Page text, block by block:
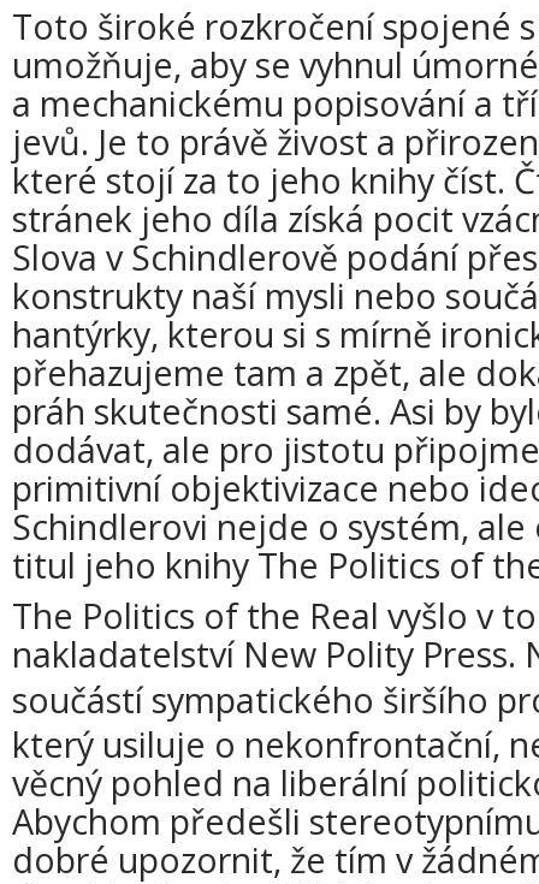
Toto široké rozkročení spojené
umožňuje, aby se vyhnul
a mechanickému popisování a
jevů. Je to právě živost a
které stojí za to jeho knihy číst.
stránek jeho díla získá pocit
Slova v Schindlerově podání
konstrukty naší mysli nebo
hantýrky, kterou si s mírně
přehazujeme tam a zpět, ale
práh skutečnosti samé. Asi by
dodávat, ale pro jistotu
primitivní objektivizace nebo
Schindlerovi nejde o systém,
titul jeho knihy The Politics of
The Politics of the Real vyšlo v
nakladatelství New Polity Press.
součástí sympatického širšího
který usiluje o nekonfrontační,
věcný pohled na liberální
Abychom předešli
dobré upozornit, že tím v